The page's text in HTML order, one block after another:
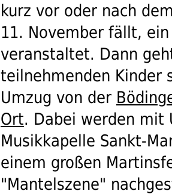
kurz vor oder nach
11. November fällt,
veranstaltet. Dann
teilnehmenden Kinder
Umzug von der
Ort. Dabei werden mit
Musikkapelle Sankt-
einem großen
"Mantelszene"